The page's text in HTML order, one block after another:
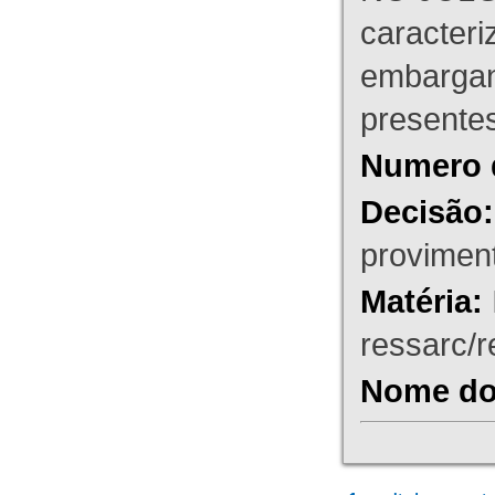
Numero
Decisão:
Matéria:
ressarc/
Nome